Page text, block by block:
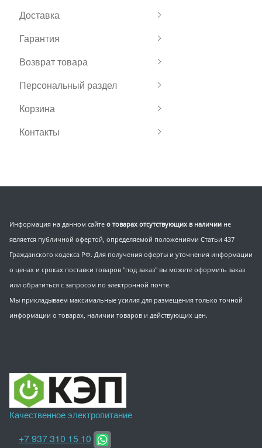
Доставка
Гарантия
Возврат товара
Персональный раздел
Корзина
Контакты
Информация на данном сайте о товарах отсутствующих в наличии не
является публичной офертой, определяемой положениями Статьи 437
Гражданского кодекса РФ. Для получения оферты и уточнения информации
о ценах и сроках поставки товаров "под заказ" вы можете оформить заказ
или обратиться с запросом по электронной почте.
Мы прикладываем максимальные усилия для размещения только точной
информации о товарах, наличии товаров и действующих цен.
Качественное электропитание
+7 937 310 15 10